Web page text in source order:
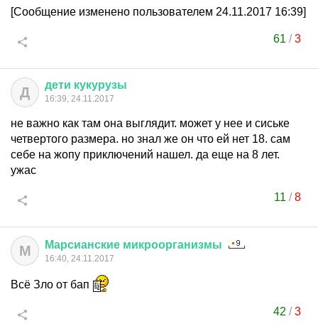
[Сообщение изменено пользователем 24.11.2017 16:39]
61 /3
Д дети кукурузы
16:39, 24.11.2017
не важно как там она выглядит. может у нее и сиське
четвертого размера. но знал же он что ей нет 18. сам
себе на жопу приключений нашел. да еще на 8 лет.
ужас
11 /8
М Марсианские микроорганизмы
16:40, 24.11.2017
Всё Зло от бап
42 /3